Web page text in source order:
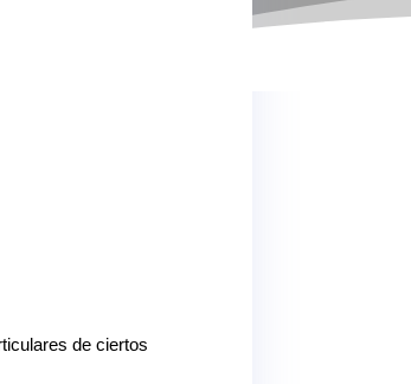
de ciertos